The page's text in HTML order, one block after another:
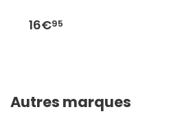
16€95
Autres marques